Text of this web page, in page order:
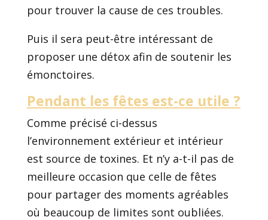
pour trouver la cause de ces troubles.
Puis il sera peut-être intéressant de
proposer une détox afin de soutenir les
émonctoires.
Pendant les fêtes est-ce utile ?
Comme précisé ci-dessus
l’environnement extérieur et intérieur
est source de toxines. Et n’y a-t-il pas de
meilleure occasion que celle de fêtes
pour partager des moments agréables
où beaucoup de limites sont oubliées.